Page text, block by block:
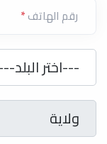
رقم الهاتف*
---اختر البلد---
ولاية